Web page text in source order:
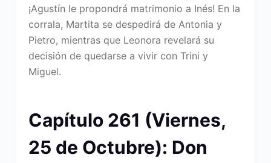
¡Agustín le propondrá matrimonio a Inés! En la
corrala, Martita se despedirá de Antonia y
Pietro, mientras que Leonora revelará su
decisión de quedarse a vivir con Trini y
Miguel.
Capítulo 261 (Viernes,
25 de Octubre): Don